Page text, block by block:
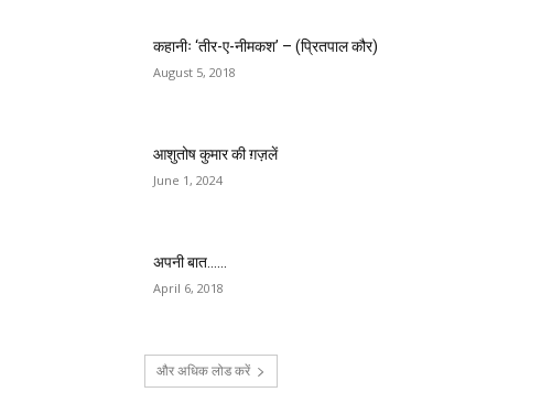
कहानीः ‘तीर-ए-नीमकश’ – (प्रितपाल कौर)
August 5, 2018
आशुतोष कुमार की ग़ज़लें
June 1, 2024
अपनी बात……
April 6, 2018
और अधिक लोड करें